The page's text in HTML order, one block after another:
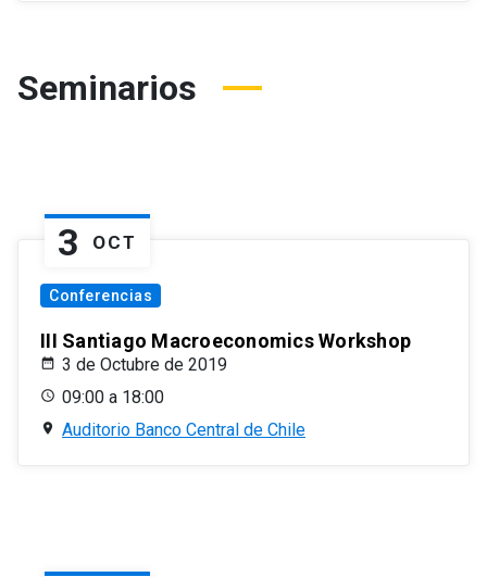
Seminarios
3 OCT
Conferencias
III Santiago Macroeconomics Workshop
3 de Octubre de 2019
09:00 a 18:00
Auditorio Banco Central de Chile